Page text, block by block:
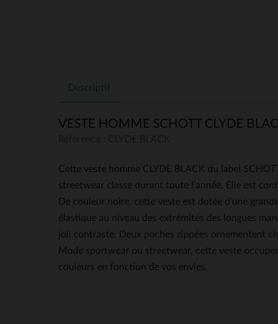
Descriptif
VESTE HOMME SCHOTT CLYDE
Cette veste homme CLYDE BLACK du label
streetwear classe durant toute l’année. Elle est
De couleur noire, cette veste est dotée d’une
élastique au niveau des extrémités des longues
joli contraste. Deux poches zippées ornementent
Mode sportwear ou streetwear, cette veste
couleurs en fonction de vos envies.